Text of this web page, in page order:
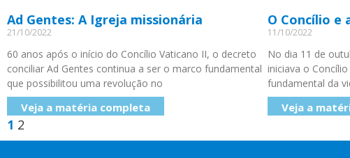
Ad Gentes: A Igreja missionária
21/10/2022
60 anos após o início do Concílio Vaticano II, o decreto
conciliar Ad Gentes continua a ser o marco fundamental
que possibilitou uma revolução no
Veja a matéria completa
O Concílio e
11/10/2022
No dia 11 de
iniciava o
fundamental da
Veja a
1 2